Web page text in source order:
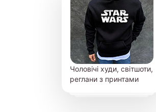
Чоловічі худи, світшоти,
реглани з принтами